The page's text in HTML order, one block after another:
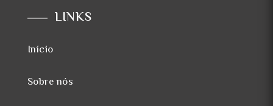
LINKS
Início
Sobre nós